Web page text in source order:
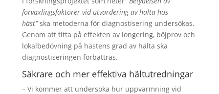
förväxlingsfaktorer vid utvärdering av hälta hos
häst”ska metoderna för diagnostisering undersökas.
Genom att titta på effekten av longering, böjprov och
lokalbedövning på hästens grad av hälta ska
diagnostiseringen förbättras.
Säkrare och mer effektiva hältutredningar
– Vi kommer att undersöka hur uppvärmning vid